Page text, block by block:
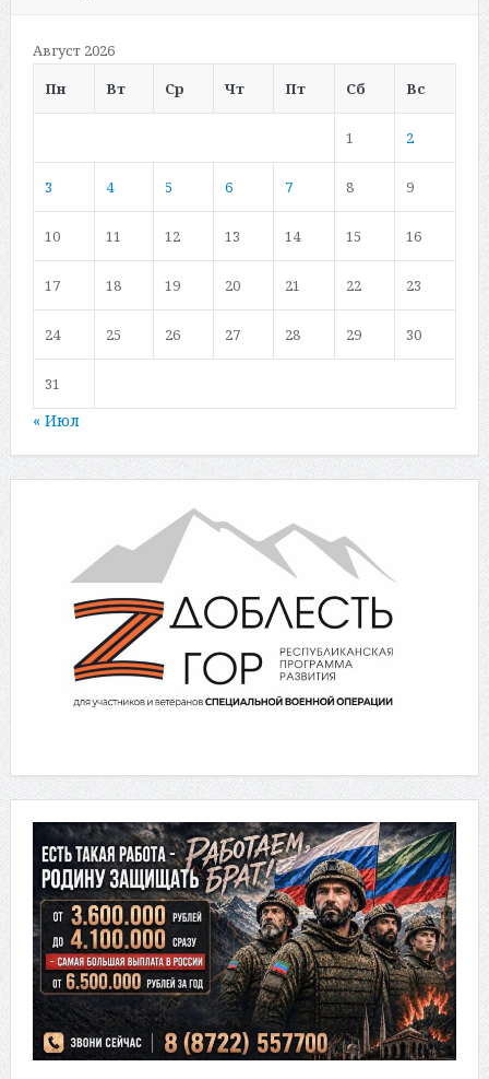
Август 2026
Пн
Вт Ср Чт Пт Сб Вс
1 2
3 4 5 6 7 8 9
10 11 12 13 14 15 16
17 18 19 20 21 22 23
24 25 26 27 28 29 30
31
« Июл